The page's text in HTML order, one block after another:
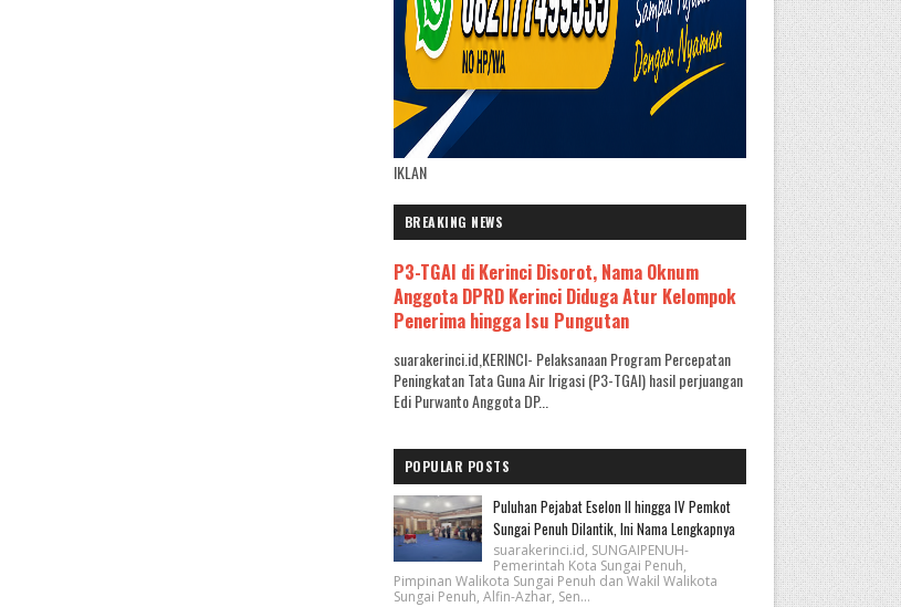
IKLAN
BREAKING NEWS
P3-TGAI di Kerinci Disorot, Nama Oknum
Anggota DPRD Kerinci Diduga Atur Kelompok
Penerima hingga Isu Pungutan
suarakerinci.id,KERINCI- Pelaksanaan Program Percepatan
Peningkatan Tata Guna Air Irigasi (P3-TGAI) hasil perjuangan
Edi Purwanto Anggota DP...
POPULAR POSTS
Puluhan Pejabat Eselon II hingga IV Pemkot
Sungai Penuh Dilantik, Ini Nama Lengkapnya
suarakerinci.id, SUNGAIPENUH-
Pemerintah Kota Sungai Penuh,
Pimpinan Walikota Sungai Penuh dan Wakil Walikota
Sungai Penuh, Alfin-Azhar, Sen...